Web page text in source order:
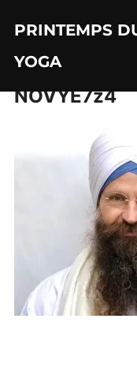
contenu
PRINTEMPS
YOGA
NOVYE7z4